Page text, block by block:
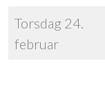
Torsdag 24.
februar